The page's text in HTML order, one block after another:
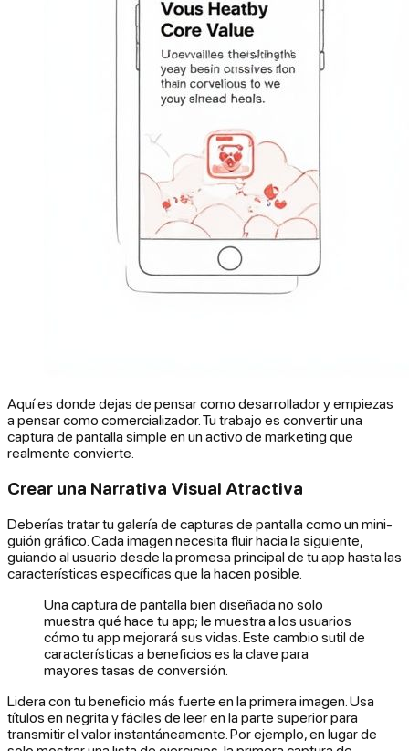
Aquí es donde dejas de pensar como desarrollador y empiezas
a pensar como comercializador. Tu trabajo es convertir una
captura de pantalla simple en un activo de marketing que
realmente convierte.
Crear una Narrativa Visual Atractiva
Deberías tratar tu galería de capturas de pantalla como un mini-
guión gráfico. Cada imagen necesita fluir hacia la siguiente,
guiando al usuario desde la promesa principal de tu app hasta las
características específicas que la hacen posible.
Una captura de pantalla bien diseñada no solo
muestra qué hace tu app; le muestra a los usuarios
cómo tu app mejorará sus vidas. Este cambio sutil de
características a beneficios es la clave para
mayores tasas de conversión.
Lidera con tu beneficio más fuerte en la primera imagen. Usa
títulos en negrita y fáciles de leer en la parte superior para
transmitir el valor instantáneamente. Por ejemplo, en lugar de